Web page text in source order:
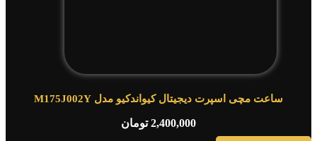
ساعت مچی اسپرت دیجیتال کیواندکیو مدل M175J002Y
2,400,000 تومان